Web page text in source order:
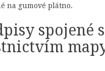
na gumové plátno.
spojené s